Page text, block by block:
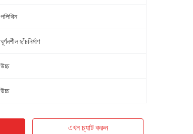
পলিথিন
ঘূর্ণনশীল ছাঁচনির্মাণ
উচ্চ
উচ্চ
এখন চ্যাট করুন